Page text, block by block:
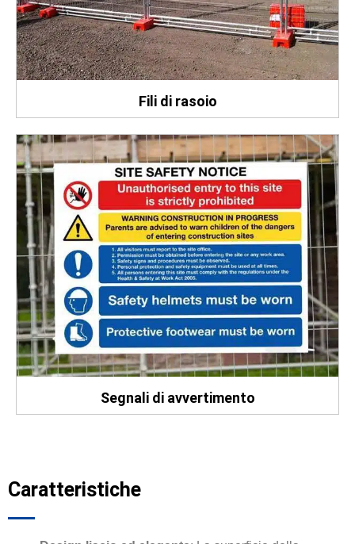
Fili di rasoio
Segnali di avvertimento
Caratteristiche